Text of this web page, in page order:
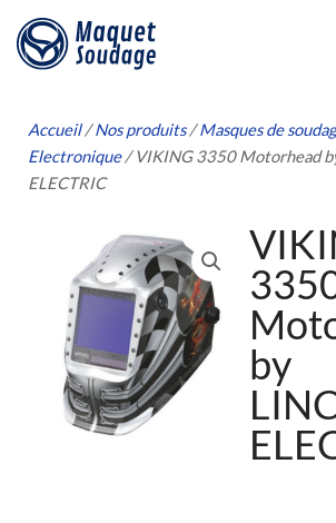
au
contenu
Accueil/Nos produits/Masques de
Electronique/ VIKING 3350 Motorhead
ELECTRIC
by